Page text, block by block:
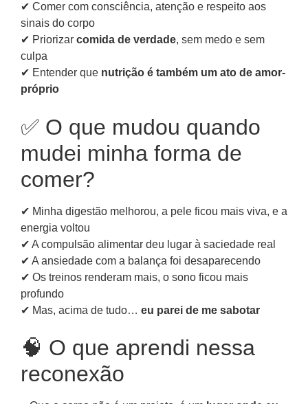
✔ Comer com consciência, atenção e respeito aos
sinais do corpo
✔ Priorizar comida de verdade, sem medo e sem
culpa
✔ Entender que nutrição é também um ato de amor-
próprio
✅ O que mudou quando
mudei minha forma de
comer?
✔ Minha digestão melhorou, a pele ficou mais viva, e a
energia voltou
✔ A compulsão alimentar deu lugar à saciedade real
✔ A ansiedade com a balança foi desaparecendo
✔ Os treinos renderam mais, o sono ficou mais
profundo
✔ Mas, acima de tudo… eu parei de me sabotar
🧠 O que aprendi nessa
reconexão